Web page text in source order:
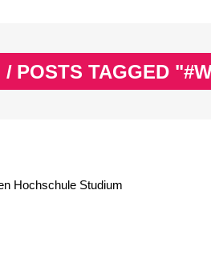
/ POSTS TAGGED